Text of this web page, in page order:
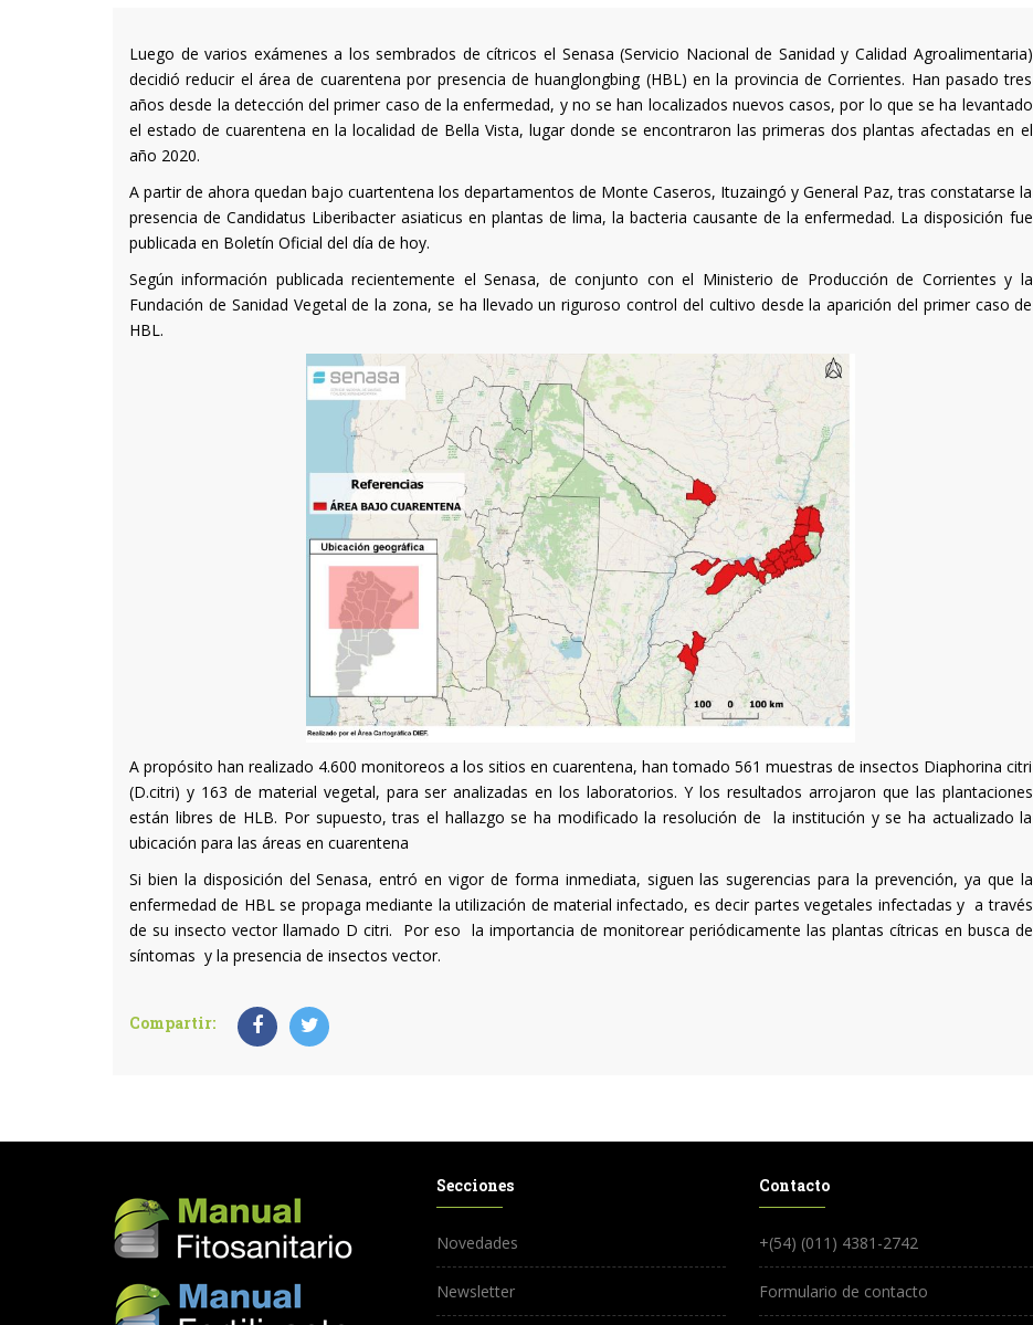
Luego de varios exámenes a los sembrados de cítricos el Senasa (Servicio Nacional de Sanidad y Calidad Agroalimentaria)
decidió reducir el área de cuarentena por presencia de huanglongbing (HBL) en la provincia de Corrientes. Han pasado tres
años desde la detección del primer caso de la enfermedad, y no se han localizados nuevos casos, por lo que se ha levantado
el estado de cuarentena en la localidad de Bella Vista, lugar donde se encontraron las primeras dos plantas afectadas en el
año 2020.
A partir de ahora quedan bajo cuartentena los departamentos de Monte Caseros, Ituzaingó y General Paz, tras constatarse la
presencia de Candidatus Liberibacter asiaticus en plantas de lima, la bacteria causante de la enfermedad. La disposición fue
publicada en Boletín Oficial del día de hoy.
Según información publicada recientemente el Senasa, de conjunto con el Ministerio de Producción de Corrientes y la
Fundación de Sanidad Vegetal de la zona, se ha llevado un riguroso control del cultivo desde la aparición del primer caso de
HBL.
A propósito han realizado 4.600 monitoreos a los sitios en cuarentena, han tomado 561 muestras de insectos Diaphorina citri
(D.citri) y 163 de material vegetal, para ser analizadas en los laboratorios. Y los resultados arrojaron que las plantaciones
están libres de HLB. Por supuesto, tras el hallazgo se ha modificado la resolución de la institución y se ha actualizado la
ubicación para las áreas en cuarentena
Si bien la disposición del Senasa, entró en vigor de forma inmediata, siguen las sugerencias para la prevención, ya que la
enfermedad de HBL se propaga mediante la utilización de material infectado, es decir partes vegetales infectadas y a través
de su insecto vector llamado D citri. Por eso la importancia de monitorear periódicamente las plantas cítricas en busca de
síntomas y la presencia de insectos vector.
Compartir:
Secciones
Novedades
Newsletter
Contacto
+(54) (011) 4381-2742
Formulario de contacto